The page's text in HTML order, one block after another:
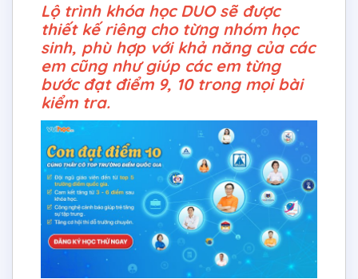
Lộ trình khóa học DUO sẽ được
thiết kế riêng cho từng nhóm học
sinh, phù hợp với khả năng của các
em cũng như giúp các em từng
bước đạt điểm 9, 10 trong mọi bài
kiểm tra.